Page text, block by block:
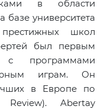
в области
университета
школ
был первым
с программами
играм. Он
в Европе по
Abertay